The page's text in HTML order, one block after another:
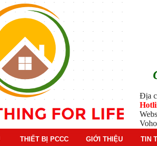
Địa
THIẾT BỊ PCCC GIỚI THIỆU TIN